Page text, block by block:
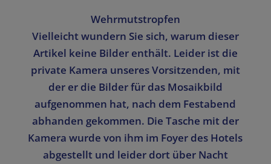
Wehrmutstropfen
Vielleicht wundern Sie sich, warum dieser
Artikel keine Bilder enthält. Leider ist die
private Kamera unseres Vorsitzenden, mit
der er die Bilder für das Mosaikbild
aufgenommen hat, nach dem Festabend
abhanden gekommen. Die Tasche mit der
Kamera wurde von ihm im Foyer des Hotels
abgestellt und leider dort über Nacht